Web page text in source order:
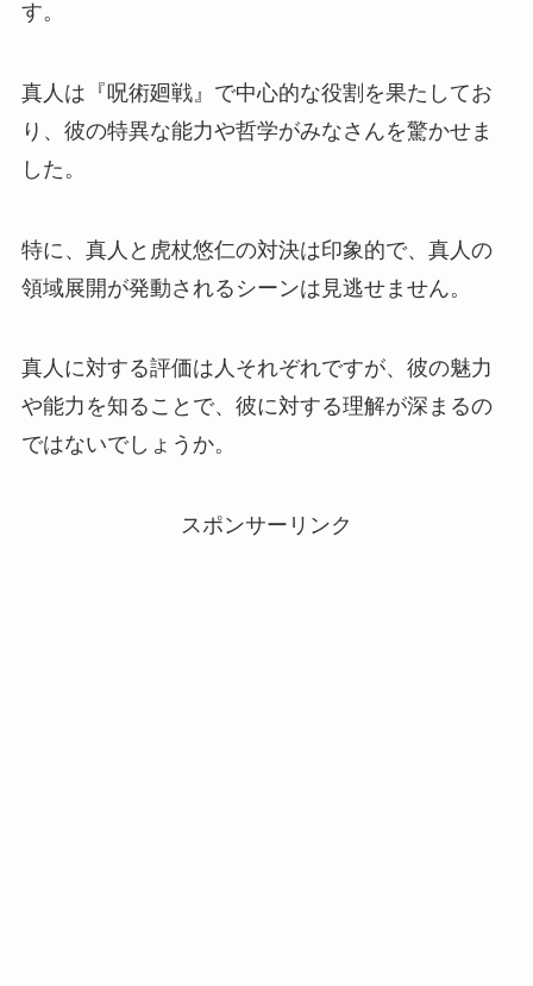
す。
真人は『呪術廻戦』で中心的な役割を果たしてお
り、彼の特異な能力や哲学がみなさんを驚かせま
した。
特に、真人と虎杖悠仁の対決は印象的で、真人の
領域展開が発動されるシーンは見逃せません。
真人に対する評価は人それぞれですが、彼の魅力
や能力を知ることで、彼に対する理解が深まるの
ではないでしょうか。
スポンサーリンク